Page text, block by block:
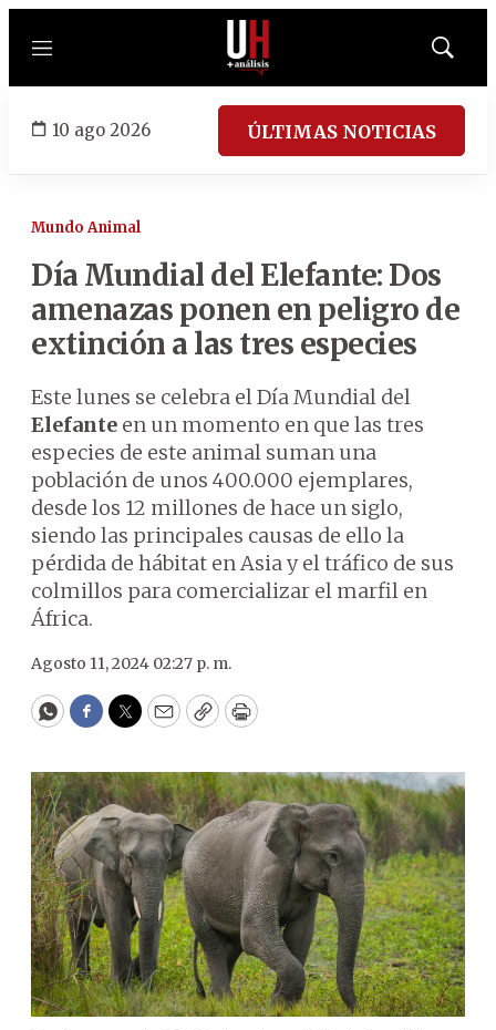
Menú
Mostrar
10 ago 2026 ÚLTIMAS NOTICIAS
Mundo Animal
Día Mundial del Elefante: Dos
amenazas ponen en peligro de
extinción a las tres especies
Este lunes se celebra el Día Mundial del
Elefante en un momento en que las tres
especies de este animal suman una
población de unos 400.000 ejemplares,
desde los 12 millones de hace un siglo,
siendo las principales causas de ello la
pérdida de hábitat en Asia y el tráfico de sus
colmillos para comercializar el marfil en
África.
Agosto 11, 2024 02:27 p. m.
WhatsApp
Facebook
Twitter
EmailCopyPrint